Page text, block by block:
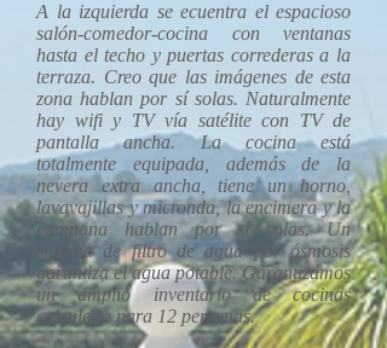
A la izquierda se ecuentra el espacioso
salón-comedor-cocina con ventanas
hasta el techo y puertas correderas a la
terraza. Creo que las imágenes de esta
zona hablan por sí solas. Naturalmente
hay wifi y TV vía satélite con TV de
pantalla ancha. La cocina está
totalmente equipada, además de la
nevera extra ancha, tiene un horno,
lavavajillas y micronda, la encimera y la
campana hablan por sí solas. Un
sistema de filtro de agua por ósmosis
garantiza el agua potable. Garantizamos
un amplio inventario de cocinas
calculado para 12 personas.